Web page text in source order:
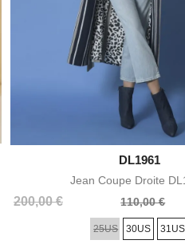
Aperçu rapide
DL1961
Jean Coupe Droite
200,00 €
Prix
110,00 €
Prix
25US 30US 31US